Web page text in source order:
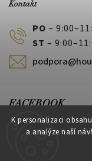
K personalizaci
a analýze naší
Kontakt
PO –
ST –
FACEBOOK